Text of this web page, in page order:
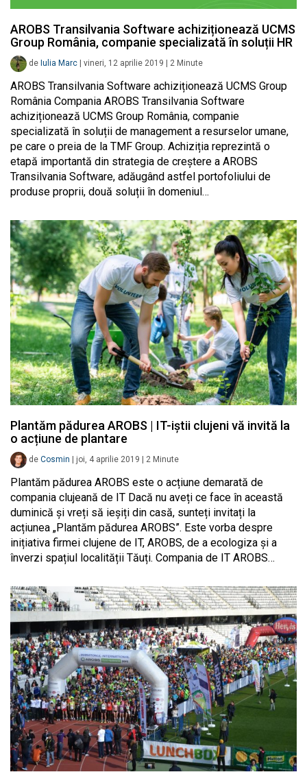
AROBS Transilvania Software achiziționează UCMS
Group România, companie specializată în soluții HR
de Iulia Marc vineri, 12 aprilie 2019 2 Minute
AROBS Transilvania Software achiziționează UCMS Group
România Compania AROBS Transilvania Software
achiziționează UCMS Group România, companie
specializată în soluții de management a resurselor umane,
pe care o preia de la TMF Group. Achiziția reprezintă o
etapă importantă din strategia de creștere a AROBS
Transilvania Software, adăugând astfel portofoliului de
produse proprii, două soluții în domeniul…
Plantăm pădurea AROBS | IT-iștii clujeni vă invită la
o acțiune de plantare
de Cosmin joi, 4 aprilie 2019 2 Minute
Plantăm pădurea AROBS este o acțiune demarată de
compania clujeană de IT Dacă nu aveți ce face în această
duminică și vreți să ieșiți din casă, sunteți invitați la
acțiunea „Plantăm pădurea AROBS”. Este vorba despre
inițiativa firmei clujene de IT, AROBS, de a ecologiza și a
înverzi spațiul localității Tăuți. Compania de IT AROBS…